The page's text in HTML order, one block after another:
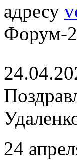
адресу
Форум-
24